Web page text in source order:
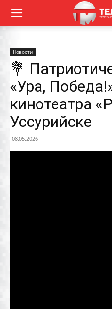
Новости
💐
«Ура,
кинотеатра
Уссурийске
08.05.2026